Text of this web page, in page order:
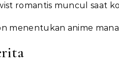
romantis muncul saat
menentukan anime